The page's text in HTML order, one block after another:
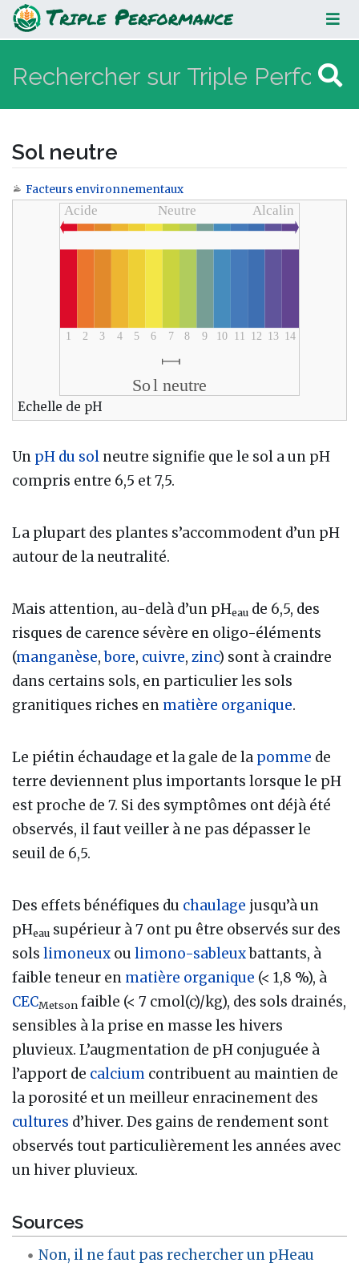
Sol neutre
Sol neutre
Aller à :navigation,rechercher
Facteurs environnementaux
Echelle de pH
Un pH du sol neutre signifie que le sol a un pH
compris entre 6,5 et 7,5.
La plupart des plantes s’accommodent d’un pH
autour de la neutralité.
Mais attention, au-delà d’un pHeau de 6,5, des
risques de carence sévère en oligo-éléments
(manganèse,bore, cuivre, zinc) sont à craindre
dans certains sols, en particulier les sols
granitiques riches en matière organique.
Le piétin échaudage et la gale de la pomme de
terre deviennent plus importants lorsque le pH
est proche de 7. Si des symptômes ont déjà été
observés, il faut veiller à ne pas dépasser le
seuil de 6,5.
Des effets bénéfiques du chaulage jusqu’à un
pHeau supérieur à 7 ont pu être observés sur des
sols limoneux ou limono-sableuxbattants, à
faible teneur en matière organique (< 1,8 %), à
CECMetson faible (< 7 cmol(c)/kg), des sols drainés,
sensibles à la prise en masse les hivers
pluvieux. L’augmentation de pH conjuguée à
l’apport de calcium contribuent au maintien de
la porosité et un meilleur enracinement des
cultures d’hiver. Des gains de rendement sont
observés tout particulièrement les années avec
un hiver pluvieux.
Sources
Non, il ne faut pas rechercher un pHeau